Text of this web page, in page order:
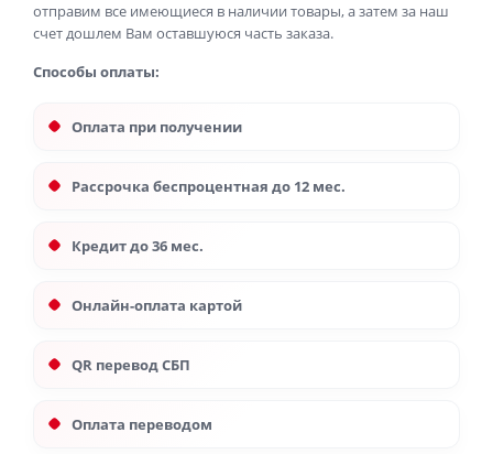
отправим все имеющиеся в наличии товары, а затем за наш
счет дошлем Вам оставшуюся часть заказа.
Способы оплаты:
Оплата при получении
Рассрочка беспроцентная до 12 мес.
Кредит до 36 мес.
Онлайн-оплата картой
QR перевод СБП
Оплата переводом